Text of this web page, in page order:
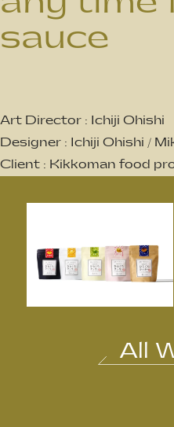
sauce
Art Director : Ichiji Ohishi
Designer : Ichiji Ohishi /
Client : Kikkoman food
All